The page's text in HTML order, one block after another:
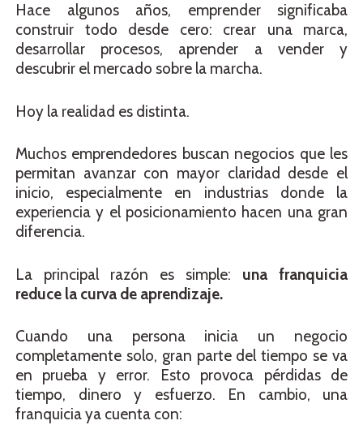
Hace algunos años, emprender significaba
construir todo desde cero: crear una marca,
desarrollar procesos, aprender a vender y
descubrir el mercado sobre la marcha.
Hoy la realidad es distinta.
Muchos emprendedores buscan negocios que les
permitan avanzar con mayor claridad desde el
inicio, especialmente en industrias donde la
experiencia y el posicionamiento hacen una gran
diferencia.
La principal razón es simple: una franquicia
reduce la curva de aprendizaje.
Cuando una persona inicia un negocio
completamente solo, gran parte del tiempo se va
en prueba y error. Esto provoca pérdidas de
tiempo, dinero y esfuerzo. En cambio, una
franquicia ya cuenta con: